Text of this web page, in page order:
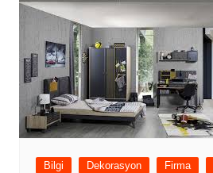
Bilgi Dekorasyon Firma